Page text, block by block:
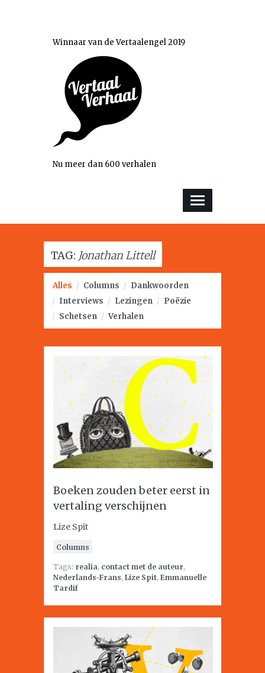
Winnaar van de Vertaalengel 2019
Nu meer dan 600 verhalen
TAG: Jonathan Littell
Alles / Columns / Dankwoorden
/ Interviews / Lezingen / Poëzie
/ Schetsen / Verhalen
Boeken zouden beter eerst in
vertaling verschijnen
Lize Spit
Columns
Tags: realia, contact met de auteur,
Nederlands-Frans, Lize Spit, Emmanuelle
Tardif